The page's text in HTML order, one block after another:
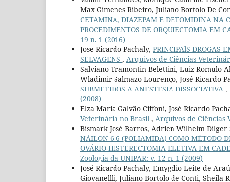
Max Gimenes Ribeiro, Juliano Bortolo De
CETAMINA, DIAZEPAM E DETOMIDINA NA
PROCEDIMENTOS DE ORQUIECTOMIA EM
19 n. 1 (2016)
Jose Ricardo Pachaly, PRINCIPAlS DROGAS
SELVAGENS , Arquivos de Ciências
Salviano Tramontin Belettini, Luiz Romulo
Wladimir Salmazo Lourenço, José Ricardo
SUBMETIDOS A ANESTESIA DISSOCIATIVA ,
(2008)
Elza Maria Galvão Ciffoni, José Ricardo
Veterinária no Brasil , Arquivos de Ciências
Bismark José Barros, Adrien Wilhelm Dilger
NÁILON 6.6 (POLIAMIDA) COMO MÉTODO
OVÁRIO-HISTERECTOMIA ELETIVA EM
Zoologia da UNIPAR: v. 12 n. 1 (2009)
José Ricardo Pachaly, Emygdio Leite de
Giovanellli, Juliano Bortolo de Conti, Sheila